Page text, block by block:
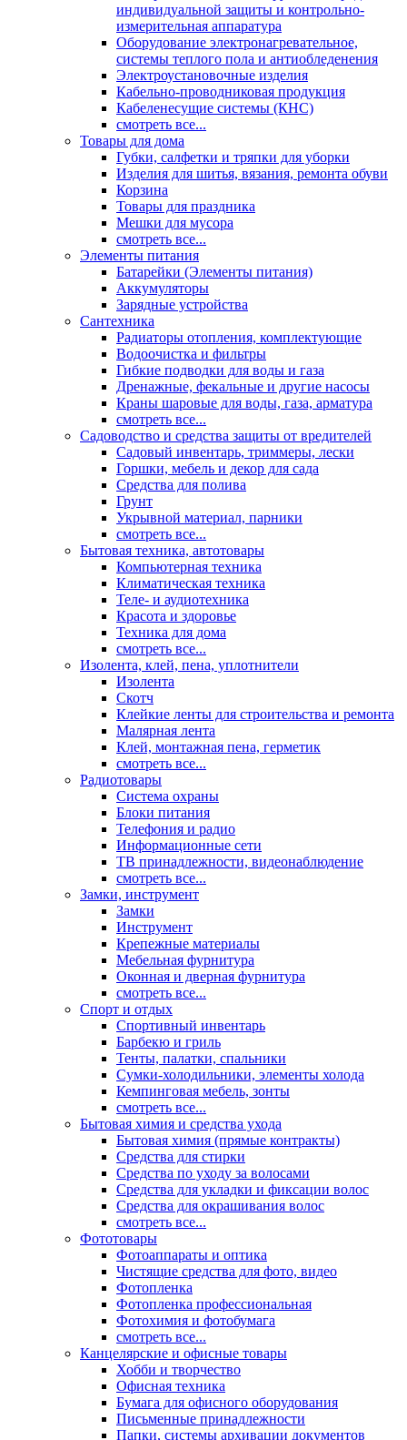
индивидуальной защиты и контрольно-
измерительная аппаратура
Оборудование электронагревательное,
системы теплого пола и антиобледенения
Электроустановочные изделия
Кабельно-проводниковая продукция
Кабеленесущие системы (КНС)
смотреть все...
Товары для дома
Губки, салфетки и тряпки для уборки
Изделия для шитья, вязания, ремонта обуви
Корзина
Товары для праздника
Мешки для мусора
смотреть все...
Элементы питания
Батарейки (Элементы питания)
Аккумуляторы
Зарядные устройства
Сантехника
Радиаторы отопления, комплектующие
Водоочистка и фильтры
Гибкие подводки для воды и газа
Дренажные, фекальные и другие насосы
Краны шаровые для воды, газа, арматура
смотреть все...
Садоводство и средства защиты от вредителей
Садовый инвентарь, триммеры, лески
Горшки, мебель и декор для сада
Средства для полива
Грунт
Укрывной материал, парники
смотреть все...
Бытовая техника, автотовары
Компьютерная техника
Климатическая техника
Теле- и аудиотехника
Красота и здоровье
Техника для дома
смотреть все...
Изолента, клей, пена, уплотнители
Изолента
Скотч
Клейкие ленты для строительства и ремонта
Малярная лента
Клей, монтажная пена, герметик
смотреть все...
Радиотовары
Система охраны
Блоки питания
Телефония и радио
Информационные сети
ТВ принадлежности, видеонаблюдение
смотреть все...
Замки, инструмент
Замки
Инструмент
Крепежные материалы
Мебельная фурнитура
Оконная и дверная фурнитура
смотреть все...
Спорт и отдых
Спортивный инвентарь
Барбекю и гриль
Тенты, палатки, спальники
Сумки-холодильники, элементы холода
Кемпинговая мебель, зонты
смотреть все...
Бытовая химия и средства ухода
Бытовая химия (прямые контракты)
Средства для стирки
Средства по уходу за волосами
Средства для укладки и фиксации волос
Средства для окрашивания волос
смотреть все...
Фототовары
Фотоаппараты и оптика
Чистящие средства для фото, видео
Фотопленка
Фотопленка профессиональная
Фотохимия и фотобумага
смотреть все...
Канцелярские и офисные товары
Хобби и творчество
Офисная техника
Бумага для офисного оборудования
Письменные принадлежности
Папки, системы архивации документов